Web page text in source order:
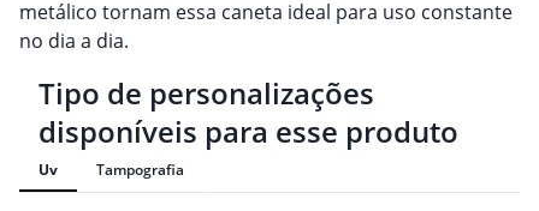
metálico tornam essa caneta ideal para uso constante
no dia a dia.
Tipo de personalizações
disponíveis para esse produto
Uv Tampografia